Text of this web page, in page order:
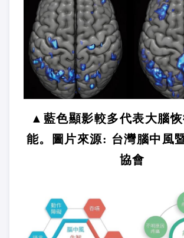
▲藍色顯影較多代表大腦
能。圖片來源: 台灣腦中風
協會